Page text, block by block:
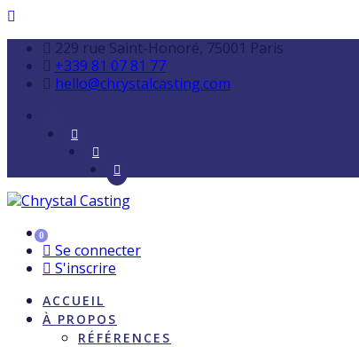
229 rue Saint-Honoré, 75001 Paris
+339 81 07 81 77
hello@chrystalcasting.com
0
Se connecter
S'inscrire
ACCUEIL
À PROPOS
RÉFÉRENCES